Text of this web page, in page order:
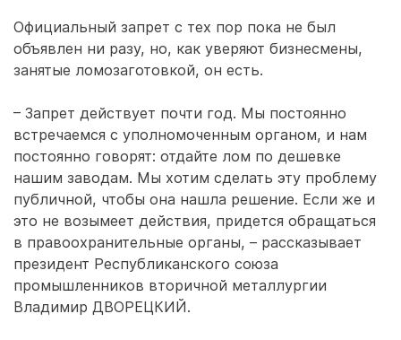
Официальный запрет с тех пор пока не был
объявлен ни разу, но, как уверяют бизнесмены,
занятые ломозаготовкой, он есть.
– Запрет действует почти год. Мы постоянно
встречаемся с уполномоченным органом, и нам
постоянно говорят: отдайте лом по дешевке
нашим заводам. Мы хотим сделать эту проблему
публичной, чтобы она нашла решение. Если же и
это не возымеет действия, придется обращаться
в правоохранительные органы, – рассказывает
президент Республиканского союза
промышленников вторичной металлургии
Владимир ДВОРЕЦКИЙ.